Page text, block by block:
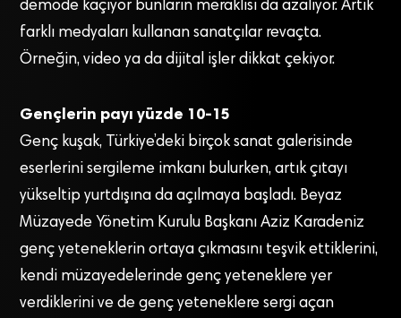
demode kaçıyor bunların meraklısı da azalıyor. Artık
farklı medyaları kullanan sanatçılar revaçta.
Örneğin, video ya da dijital işler dikkat çekiyor.
Gençlerin payı yüzde 10-15
Genç kuşak, Türkiye’deki birçok sanat galerisinde
eserlerini sergileme imkanı bulurken, artık çıtayı
yükseltip yurtdışına da açılmaya başladı. Beyaz
Müzayede Yönetim Kurulu Başkanı Aziz Karadeniz
genç yeteneklerin ortaya çıkmasını teşvik ettiklerini,
kendi müzayedelerinde genç yeteneklere yer
verdiklerini ve de genç yeteneklere sergi açan